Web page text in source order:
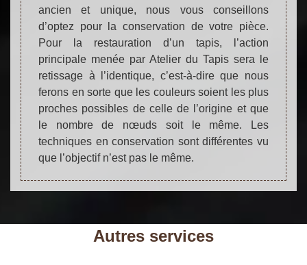
ancien et unique, nous vous conseillons
d’optez pour la conservation de votre pièce.
Pour la restauration d’un tapis, l’action
principale menée par Atelier du Tapis sera le
retissage à l’identique, c’est-à-dire que nous
ferons en sorte que les couleurs soient les plus
proches possibles de celle de l’origine et que
le nombre de nœuds soit le même. Les
techniques en conservation sont différentes vu
que l’objectif n’est pas le même.
Autres services